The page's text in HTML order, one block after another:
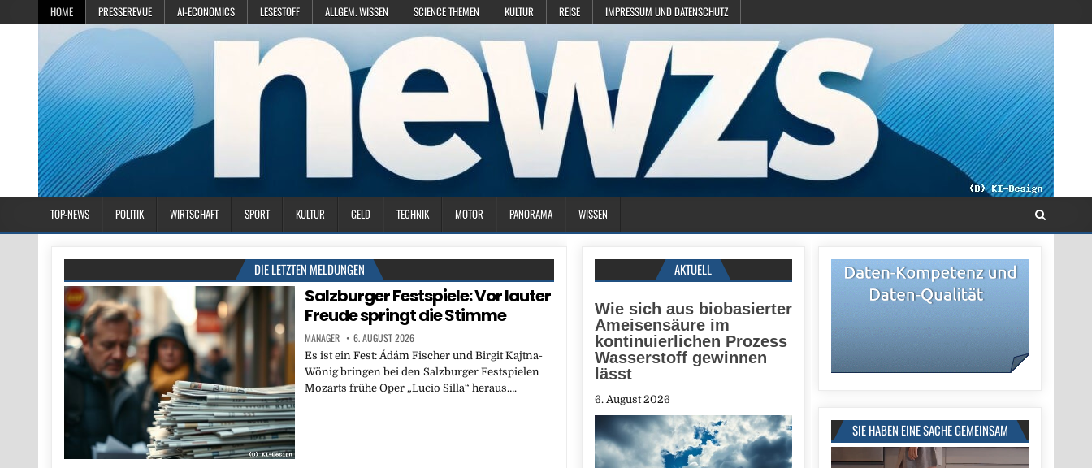
HOME PRESSEREVUE AI-ECONOMICS LESESTOFF ALLGEM. WISSEN SCIENCE THEMEN KULTUR REISE IMPRESSUM UND DATENSCHUTZ
TOP-NEWS POLITIK WIRTSCHAFT SPORT KULTUR GELD TECHNIK MOTOR PANORAMA WISSEN
DIE LETZTEN MELDUNGEN
Salzburger Festspiele: Vor lauter
Freude springt die Stimme
MANAGER 6. AUGUST 2026
Es ist ein Fest: Ádám Fischer und Birgit Kajtna-
Wönig bringen bei den Salzburger Festspielen
Mozarts frühe Oper „Lucio Silla“ heraus….
SIE HABEN EINE SACHE GEMEINSAM
AKTUELL
Wie sich aus biobasierter
Ameisensäure im
kontinuierlichen Prozess
Wasserstoff gewinnen
lässt
6. August 2026